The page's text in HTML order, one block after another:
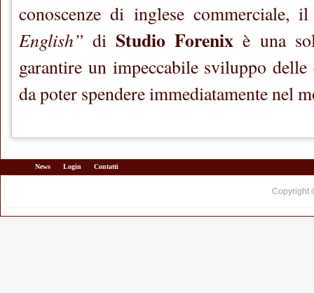
conoscenze di inglese
English” diStudio Forenix è una
garantire un impeccabile sviluppo
da poter spendere immediatamente nel
News Login Contatti
Copyright